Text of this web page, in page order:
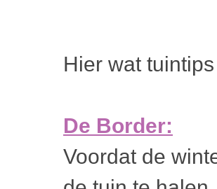
Hier wat
De Border:
Voordat de